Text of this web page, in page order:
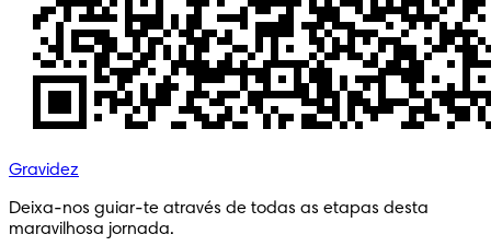
Gravidez
Deixa-nos guiar-te através de todas as etapas desta
maravilhosa jornada.